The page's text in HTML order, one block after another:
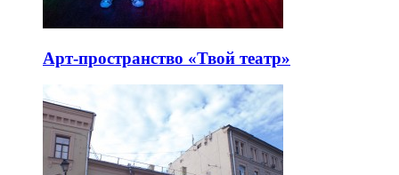
Арт-пространство «Твой театр»